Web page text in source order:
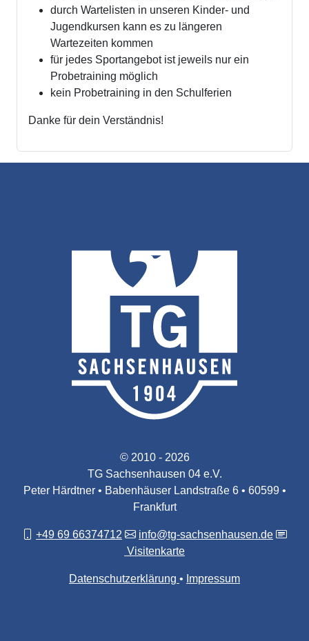
durch Wartelisten in unseren Kinder- und
Jugendkursen kann es zu längeren
Wartezeiten kommen
für jedes Sportangebot ist jeweils nur ein
Probetraining möglich
kein Probetraining in den Schulferien
Danke für dein Verständnis!
© 2010 - 2026
TG Sachsenhausen 04 e.V.
Peter Härdtner • Babenhäuser Landstraße 6 • 60599 •
Frankfurt
+49 69 66374712
info@tg-sachsenhausen.de
Visitenkarte
Datenschutzerklärung Impressum